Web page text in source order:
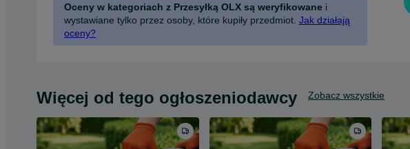
Oceny w kategoriach z Przesyłką OLX są weryfikowane i
wystawiane tylko przez osoby, które kupiły przedmiot. Jak działają
oceny?
Więcej od tego ogłoszeniodawcy Zobacz wszystkie